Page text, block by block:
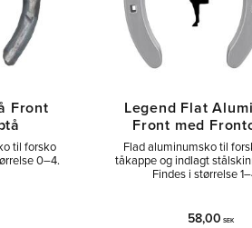
Front
til forsko
0–4.
Legend Flat
Front med
Flad aluminumsko til
tåkappe og indlagt
Findes i størrelse
58,00 SEK